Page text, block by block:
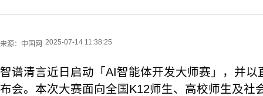
来源： 中国网 2025-07-14 11:38:25
智谱清言近日启动「AI智能体开发大师赛」，并以
布会。本次大赛面向全国K12师生、高校师生及社